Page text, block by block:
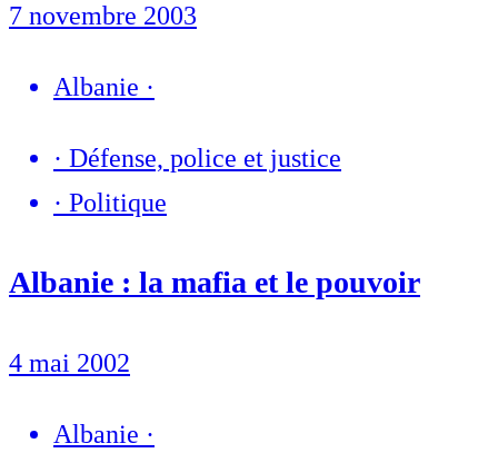
7 novembre 2003
Albanie ·
· Défense, police et justice
· Politique
Albanie : la mafia et le pouvoir
4 mai 2002
Albanie ·